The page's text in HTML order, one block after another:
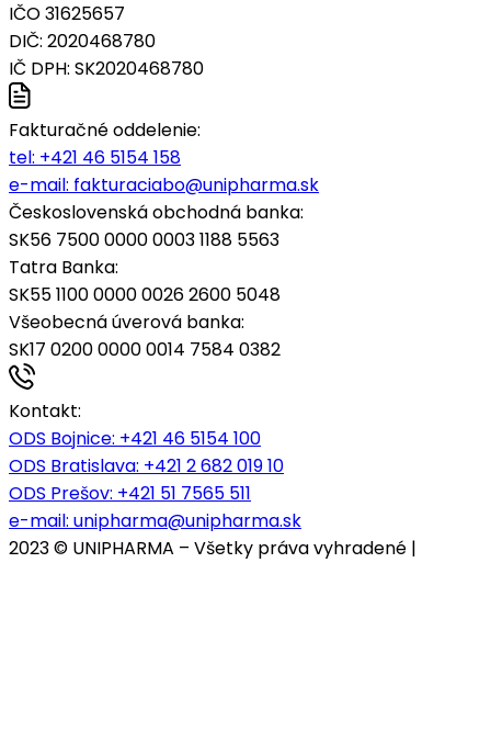
IČO 31625657
DIČ: 2020468780
IČ DPH: SK2020468780
Fakturačné oddelenie:
tel: +421 46 5154 158
e-mail: fakturaciabo@unipharma.sk
Československá obchodná banka:
SK56 7500 0000 0003 1188 5563
Tatra Banka:
SK55 1100 0000 0026 2600 5048
Všeobecná úverová banka:
SK17 0200 0000 0014 7584 0382
Kontakt:
ODS Bojnice: +421 46 5154 100
ODS Bratislava: +421 2 682 019 10
ODS Prešov: +421 51 7565 511
e-mail: unipharma@unipharma.sk
2023 © UNIPHARMA – Všetky práva vyhradené |